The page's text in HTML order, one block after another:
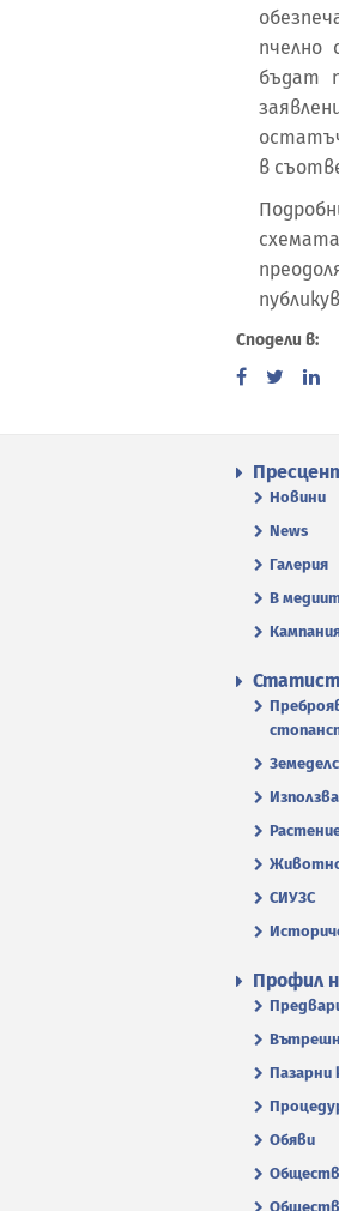
пчелно
бъдат
в
Сподели в:
Новини
News
Галерия
В
СИУЗС
Профил
Пазарни
Обяви